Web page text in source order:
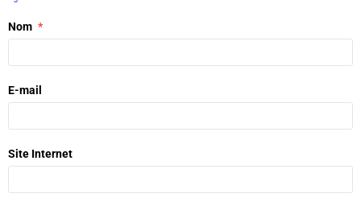
Nom
E-mail
Site Internet